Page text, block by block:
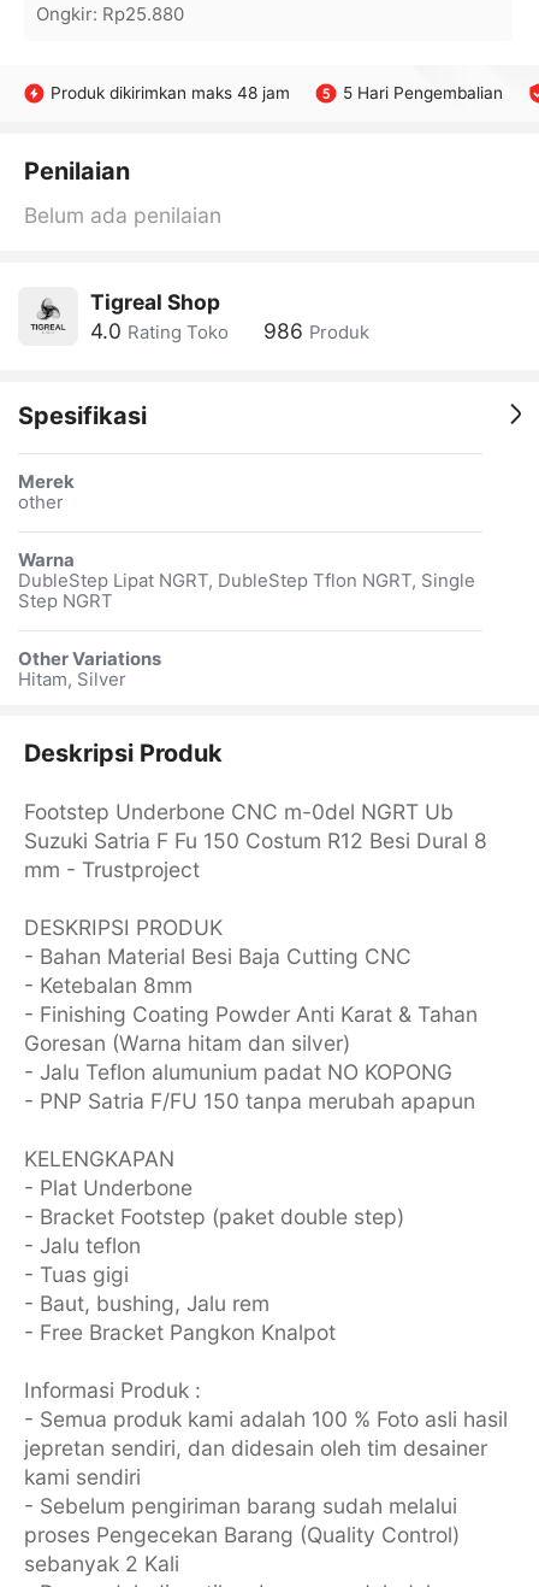
Ongkir: Rp25.880
Produk dikirimkan maks 48 jam 5 Hari Pengembalian
Penilaian
Belum ada penilaian
Tigreal Shop
4.0 Rating Toko 986 Produk
Spesifikasi
Merek
other
Warna
DubleStep Lipat NGRT, DubleStep Tflon NGRT, Single
Step NGRT
Other Variations
Hitam, Silver
Deskripsi Produk
Footstep Underbone CNC m-0del NGRT Ub
Suzuki Satria F Fu 150 Costum R12 Besi Dural 8
mm - Trustproject
DESKRIPSI PRODUK
- Bahan Material Besi Baja Cutting CNC
- Ketebalan 8mm
- Finishing Coating Powder Anti Karat & Tahan
Goresan (Warna hitam dan silver)
- Jalu Teflon alumunium padat NO KOPONG
- PNP Satria F/FU 150 tanpa merubah apapun
KELENGKAPAN
- Plat Underbone
- Bracket Footstep (paket double step)
- Jalu teflon
- Tuas gigi
- Baut, bushing, Jalu rem
- Free Bracket Pangkon Knalpot
Informasi Produk :
- Semua produk kami adalah 100 % Foto asli hasil
jepretan sendiri, dan didesain oleh tim desainer
kami sendiri
- Sebelum pengiriman barang sudah melalui
proses Pengecekan Barang (Quality Control)
sebanyak 2 Kali